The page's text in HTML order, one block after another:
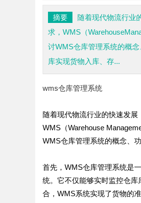
摘要
随着现代物流行业
求，WMS（
讨WMS仓库管理系统的概
库实现货物入库、存...
wms仓库管理系统
随着现代物流行业的快速发
WMS（Warehouse
WMS仓库管理系统的概念、
首先，WMS仓库管理系统是
统。它不仅能够实时监控仓
合，WMS系统实现了货物的